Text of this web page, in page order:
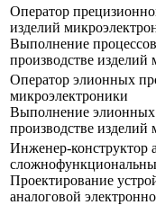
Оператор
изделий
Выполнение
производстве изделий
Оператор элионных
микроэлектроники
Выполнение элионных
производстве изделий
Инженер-конструктор
Проектирование
аналоговой